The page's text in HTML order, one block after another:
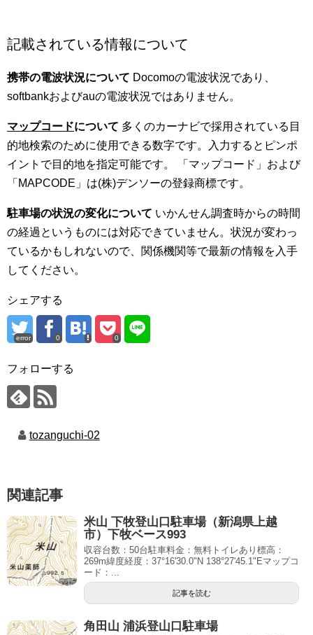
記載されている情報について
携帯の電波状況について Docomoの電波状況であり、
softbankおよびauの電波状況ではありません。
マップコードについて 多くのカーナビで採用されている目
的地検索のために使用できる数字です。入力するとピンポ
イントで目的地を指定可能です。 「マップコード」および
「MAPCODE」は(株)デンソーの登録商標です。
駐車場の状況の変化について いかんせん調査時からの時間
の経過というものには対応できていません。状況が変わっ
ているかもしれないので、関係機関等で最新の情報を入手
してください。
シェアする
error 0 0
フォローする
tozanguchi-02
関連記事
米山 下牧登山口駐車場（新潟県上越
市）下牧ベース993
収容台数：50台駐車料金：無料トイレあり標高：
269m緯度経度：37°16'30.0"N 138°27'45.1"Eマップコ
ード：...
記事を読む
角田山 浦浜登山口駐車場